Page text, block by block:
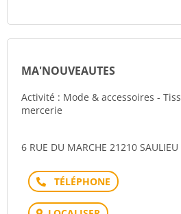
MA'NOUVEAUTES
Activité : Mode & accessoires -
mercerie
6 RUE DU MARCHE 21210 SAULIEU
Téléphone